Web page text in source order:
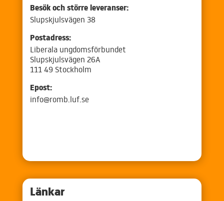
Besök och större leveranser:
Slupskjulsvägen 38
Postadress:
Liberala ungdomsförbundet
Slupskjulsvägen 26A
111 49 Stockholm
Epost:
info@romb.luf.se
Länkar